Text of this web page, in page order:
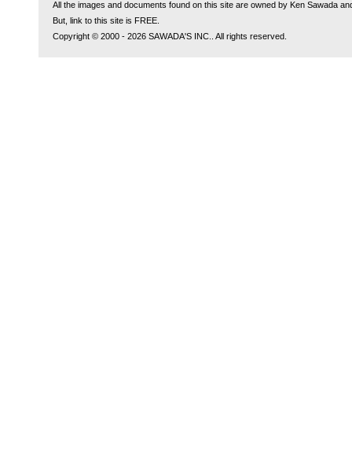
All the images and documents found on this site are owned by Ken Sawada
But, link to this site is FREE.
Copyright © 2000 - 2026 SAWADA'S INC.. All rights reserved.